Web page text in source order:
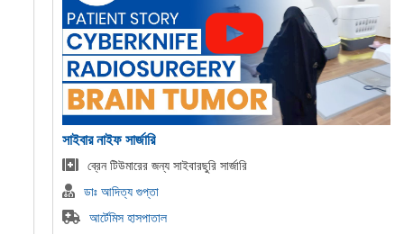
সাইবার নাইফ সার্জারি
ব্রেন টিউমারের জন্য সাইবারছুরি সার্জারি
ডাঃ আদিত্য গুপ্তা
আর্টেমিস হাসপাতাল